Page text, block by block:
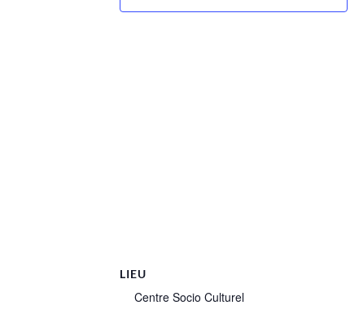
LIEU
Centre Socio Culturel